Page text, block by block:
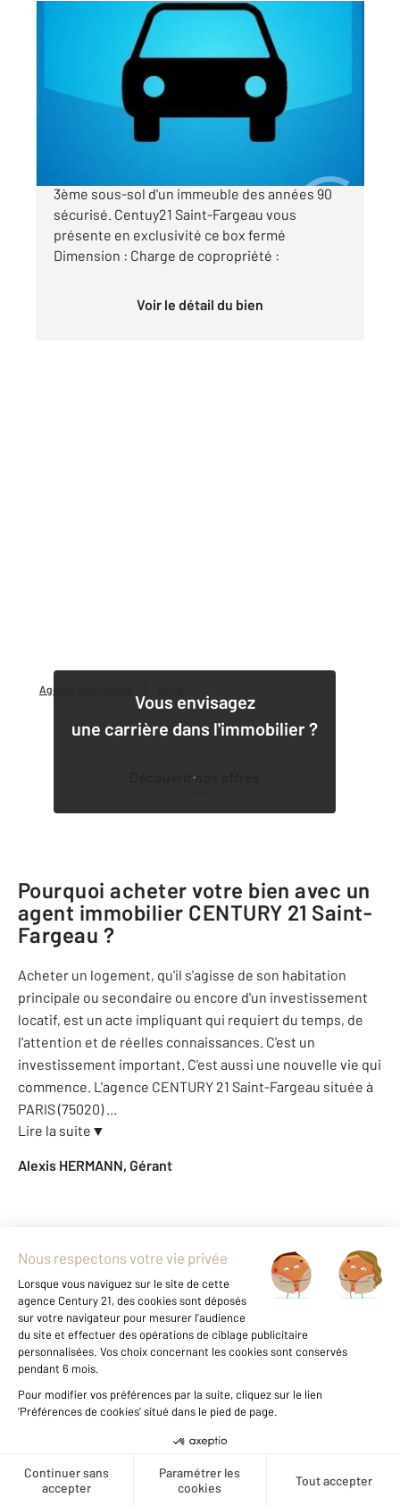
Créer une alerte
Agence immobilière
Parking à vendre
18 000 €
BOX FERME Situé au 21 passage Gambetta, au
3ème sous-sol d'un immeuble des années 90
sécurisé. Centuy21 Saint-Fargeau vous
présente en exclusivité ce box fermé
Dimension : Charge de copropriété :
Voir le détail du bien
Vous envisagez
une carrière dans l'immobilier ?
Découvrir nos offres
Pourquoi acheter votre bien avec un
agent immobilier CENTURY 21 Saint-
Fargeau ?
Acheter un logement, qu'il s'agisse de son habitation
principale ou secondaire ou encore d'un investissement
locatif, est un acte impliquant qui requiert du temps, de
l'attention et de réelles connaissances. C'est un
investissement important. C'est aussi une nouvelle vie qui
commence. L'agence CENTURY 21 Saint-Fargeau située à
PARIS (75020) ...
Lire la suite ▼
Alexis HERMANN, Gérant
Notre agence à PARIS